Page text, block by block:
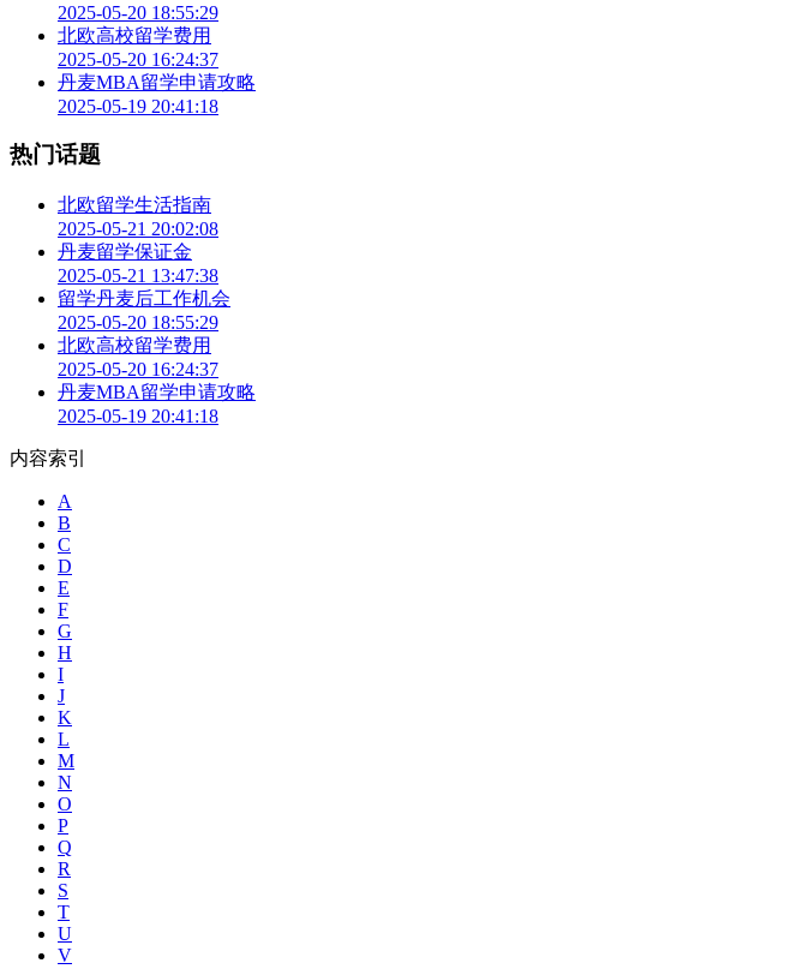
2025-05-20 18:55:29
北欧高校留学费用
2025-05-20 16:24:37
丹麦MBA留学申请攻略
2025-05-19 20:41:18
热门话题
北欧留学生活指南
2025-05-21 20:02:08
丹麦留学保证金
2025-05-21 13:47:38
留学丹麦后工作机会
2025-05-20 18:55:29
北欧高校留学费用
2025-05-20 16:24:37
丹麦MBA留学申请攻略
2025-05-19 20:41:18
内容索引
A
B
C
D
E
F
G
H
I
J
K
L
M
N
O
P
Q
R
S
T
U
V